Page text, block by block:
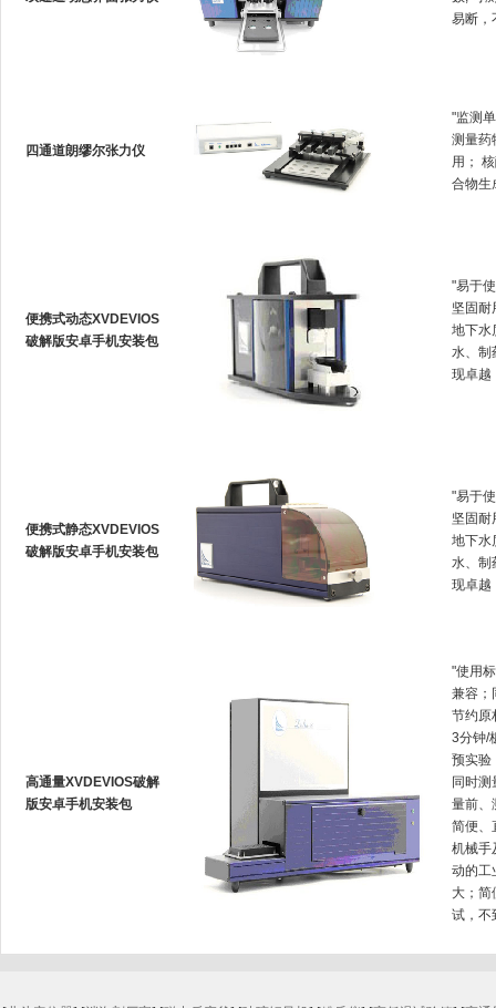
易断
四通道朗缪尔张力仪
"监测单
测量药
用
合物生成
便携式动态XVDEVIOS
破解版安卓手机安装包
"易于使
坚固耐
地下水
水、
现卓越
便携式静态XVDEVIOS
破解版安卓手机安装包
"易于使
坚固耐用
地下水
水
现卓越
高通量XVDEVIOS破解
版安卓手机安装包
"使用标
兼容
节约原
3分钟/
预实验
同时测
量前
简便
机械手
动的工
大
试